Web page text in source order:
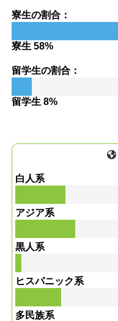
寮生の割合：
寮生 58%
留学生の割合：
留学生 8%
白人系
アジア系
黒人系
ヒスパニック系
多民族系